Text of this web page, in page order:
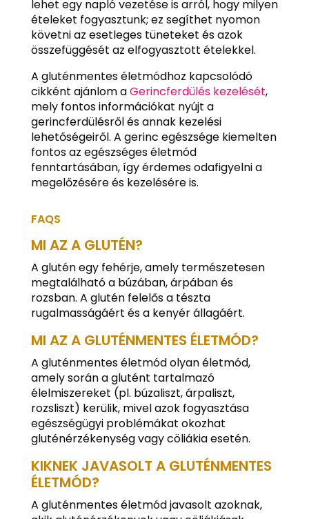
lehet egy napló vezetése is arról, hogy milyen
ételeket fogyasztunk; ez segíthet nyomon
követni az esetleges tüneteket és azok
összefüggését az elfogyasztott ételekkel.
A gluténmentes életmódhoz kapcsolódó
cikként ajánlom aGerincferdülés kezelését,
mely fontos információkat nyújt a
gerincferdülésről és annak kezelési
lehetőségeiről. A gerinc egészsége kiemelten
fontos az egészséges életmód
fenntartásában, így érdemes odafigyelni a
megelőzésére és kezelésére is.
FAQS
MI AZ A GLUTÉN?
A glutén egy fehérje, amely természetesen
megtalálható a búzában, árpában és
rozsban. A glutén felelős a tészta
rugalmasságáért és a kenyér állagáért.
MI AZ A GLUTÉNMENTES ÉLETMÓD?
A gluténmentes életmód olyan életmód,
amely során a glutént tartalmazó
élelmiszereket (pl. búzaliszt, árpaliszt,
rozsliszt) kerülik, mivel azok fogyasztása
egészségügyi problémákat okozhat
gluténérzékenység vagy cöliákia esetén.
KIKNEK JAVASOLT A GLUTÉNMENTES
ÉLETMÓD?
A gluténmentes életmód javasolt azoknak,